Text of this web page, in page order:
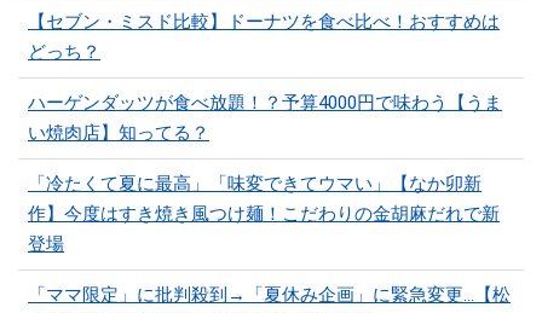
【セブン・ミスド比較】ドーナツを食べ比べ！おすすめは
どっち？
ハーゲンダッツが食べ放題！？予算4000円で味わう【うま
い焼肉店】知ってる？
「冷たくて夏に最高」「味変できてウマい」【なか卯新
作】今度はすき焼き風つけ麺！こだわりの金胡麻だれで新
登場
「ママ限定」に批判殺到→「夏休み企画」に緊急変更…【松